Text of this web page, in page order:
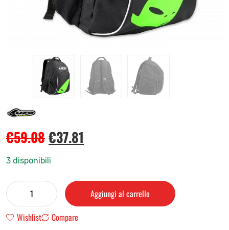
€59.08€37.81
3 disponibili
Aggiungi al carrello
Wishlist
Compare